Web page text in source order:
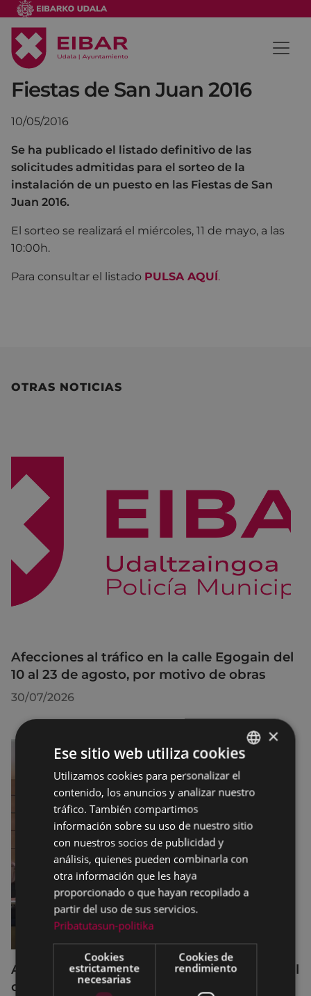
Fiestas de San Juan 2016
10/05/2016
Se ha publicado el listado definitivo de las
solicitudes admitidas para el sorteo de la
instalación de un puesto en las Fiestas de San
Juan 2016.
El sorteo se realizará el miércoles, 11 de mayo, a las
10:00h.
Para consultar el listado PULSA AQUÍ.
OTRAS NOTICIAS
Afecciones al tráfico en la calle Egogain del
10 al 23 de agosto, por motivo de obras
30/07/2026
Acuerdos adoptados por el Pleno Municipal
celebrado el 27 de julio de 2026
BASQUE
SPANISH
×
Ese sitio web utiliza cookies
Utilizamos cookies para personalizar el
contenido, los anuncios y analizar nuestro
tráfico. También compartimos
información sobre su uso de nuestro sitio
con nuestros socios de publicidad y
análisis, quienes pueden combinarla con
otra información que les haya
proporcionado o que hayan recopilado a
partir del uso de sus servicios.
Pribatutasun-politika
Cookies
estrictamente
necesarias
Cookies de
rendimiento